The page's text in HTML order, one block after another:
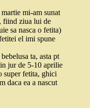
mi-am sunat
fiind ziua lui de
sa nasca o fetita)
el imi spune
ta, asta pt
jur de 5-10 aprilie
super fetita, ghici
daca ea a nascut